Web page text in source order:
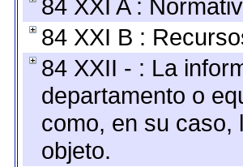
84 XXI A :
84 XXI B :
84 XXII - : La
departamento o
como, en su caso,
objeto.